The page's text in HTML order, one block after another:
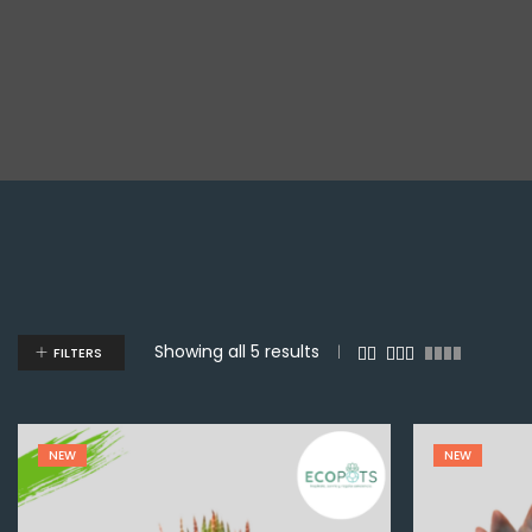
Showing all 5 results
FILTERS
NEW NEW